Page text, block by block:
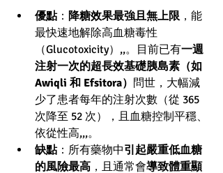
優點： 降糖效果最強且無上限，能
最快速地解除高血糖毒性
（Glucotoxicity）,,。目前已有一週
注射一次的超長效基礎胰島素（如
Awiqli 和 Efsitora） 問世，大幅減
少了患者每年的注射次數（從 365
次降至 52 次），且血糖控制平穩、
依從性高,,,。
缺點：所有藥物中引起嚴重低血糖
的風險最高 ，且通常會導致體重顯